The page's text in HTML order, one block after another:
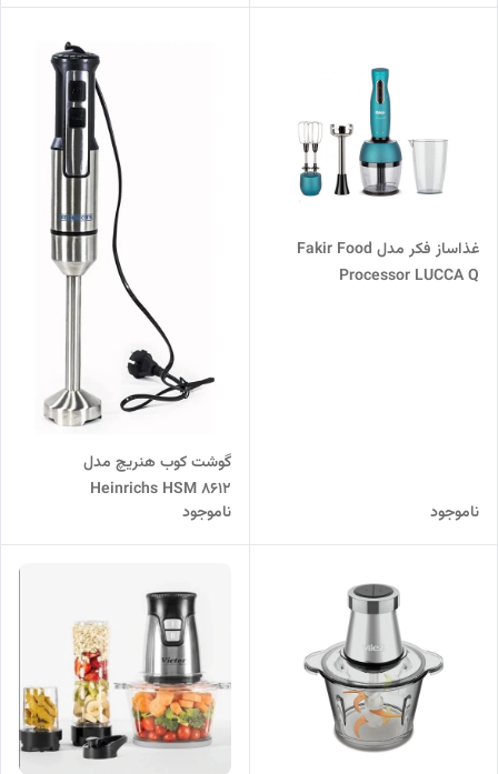
غذاساز فکر مدل Fakir Food
Processor LUCCA Q
ناموجود
گوشت کوب هنریچ مدل
Heinrichs HSM 8612
ناموجود